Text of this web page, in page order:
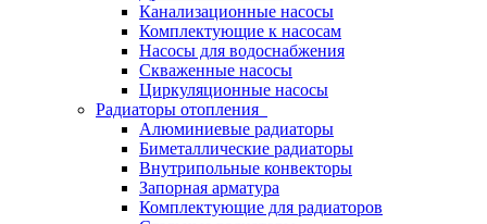
Канализационные насосы
Комплектующие к насосам
Насосы для водоснабжения
Скваженные насосы
Циркуляционные насосы
Радиаторы отопления
Алюминиевые радиаторы
Биметаллические радиаторы
Внутрипольные конвекторы
Запорная арматура
Комплектующие для радиаторов